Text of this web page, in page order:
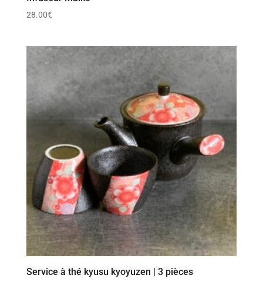
28.00€
Service à thé kyusu kyoyuzen | 3 pièces